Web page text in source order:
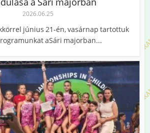
2026.06.25
június 21-én, vasárnap tartottuk
aSári majorban...